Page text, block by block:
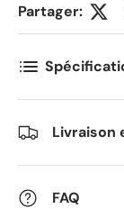
Partager:
Livraison
FAQ